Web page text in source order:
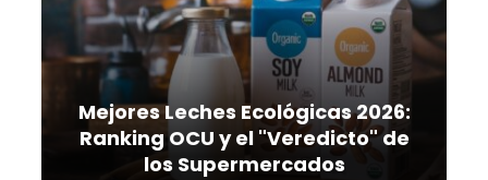
Mejores Leches Ecológicas 2026:
Ranking OCU y el "Veredicto" de
los Supermercados